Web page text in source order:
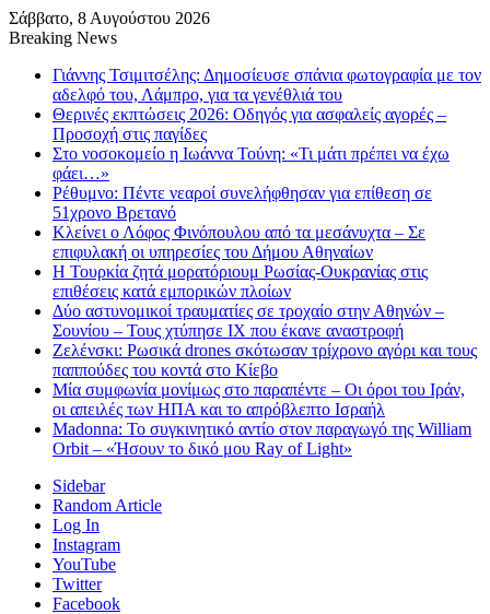
Σάββατο, 8 Αυγούστου 2026
Breaking News
Γιάννης Τσιμιτσέλης: Δημοσίευσε σπάνια φωτογραφία με τον
αδελφό του, Λάμπρο, για τα γενέθλιά του
Θερινές εκπτώσεις 2026: Οδηγός για ασφαλείς αγορές –
Προσοχή στις παγίδες
Στο νοσοκομείο η Ιωάννα Τούνη: «Τι μάτι πρέπει να έχω
φάει…»
Ρέθυμνο: Πέντε νεαροί συνελήφθησαν για επίθεση σε
51χρονο Βρετανό
Κλείνει ο Λόφος Φινόπουλου από τα μεσάνυχτα – Σε
επιφυλακή οι υπηρεσίες του Δήμου Αθηναίων
Η Τουρκία ζητά μορατόριουμ Ρωσίας-Ουκρανίας στις
επιθέσεις κατά εμπορικών πλοίων
Δύο αστυνομικοί τραυματίες σε τροχαίο στην Αθηνών –
Σουνίου – Τους χτύπησε ΙΧ που έκανε αναστροφή
Ζελένσκι: Ρωσικά drones σκότωσαν τρίχρονο αγόρι και τους
παππούδες του κοντά στο Κίεβο
Μία συμφωνία μονίμως στο παραπέντε – Οι όροι του Ιράν,
οι απειλές των ΗΠΑ και το απρόβλεπτο Ισραήλ
Madonna: Το συγκινητικό αντίο στον παραγωγό της William
Orbit – «Ήσουν το δικό μου Ray of Light»
Sidebar
Random Article
Log In
Instagram
YouTube
Twitter
Facebook